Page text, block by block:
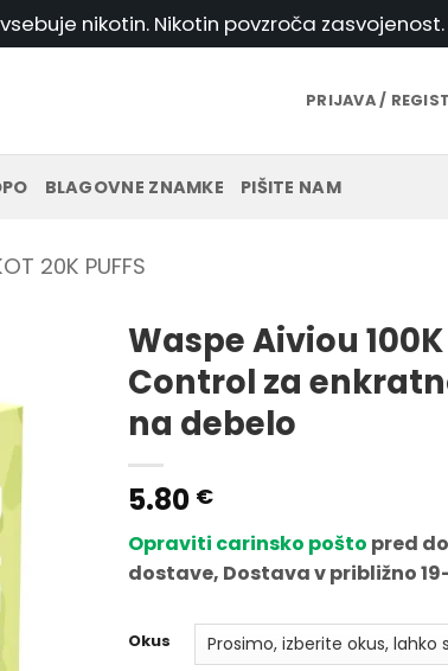
vsebuje nikotin. Nikotin povzroča zasvojenost.
PRIJAVA /
BLAGOVNE ZNAMKE PIŠITE NAM
20K PUFFS
Waspe Aiviou 100K
Control za
na debelo
5.80 €
Opraviti carinsko pošto pred
dostave, Dostava v približno
Okus